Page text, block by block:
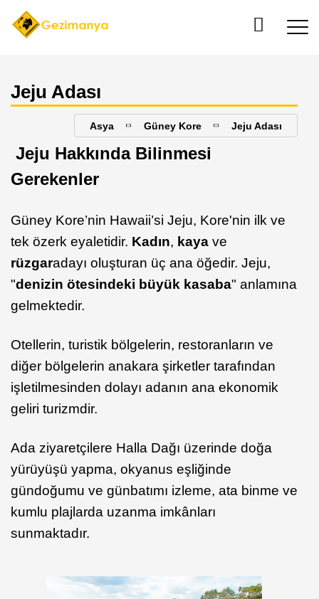
Jeju Adası
Asya Güney Kore Jeju Adası
Jeju Hakkında Bilinmesi
Gerekenler
Güney Kore’nin Hawaii’si Jeju, Kore'nin ilk ve
tek özerk eyaletidir. Kadın, kaya ve
rüzgaradayı oluşturan üç ana öğedir. Jeju,
"denizin ötesindeki büyük kasaba" anlamına
gelmektedir.
Otellerin, turistik bölgelerin, restoranların ve
diğer bölgelerin anakara şirketler tarafından
işletilmesinden dolayı adanın ana ekonomik
geliri turizmdir.
Ada ziyaretçilere Halla Dağı üzerinde doğa
yürüyüşü yapma, okyanus eşliğinde
gündoğumu ve günbatımı izleme, ata binme ve
kumlu plajlarda uzanma imkânları
sunmaktadır.